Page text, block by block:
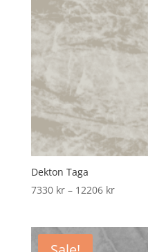
Dekton Taga
7330 kr – 12206 krPrice